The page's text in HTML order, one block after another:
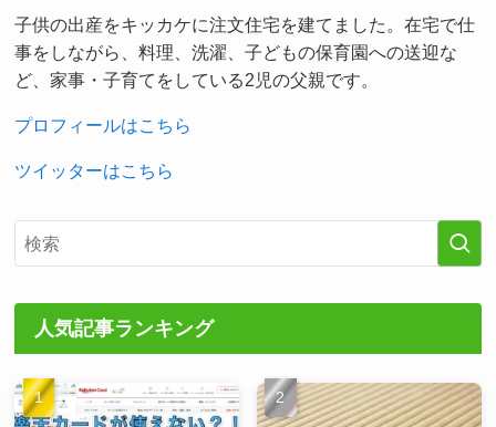
子供の出産をキッカケに注文住宅を建てました。在宅で仕
事をしながら、料理、洗濯、子どもの保育園への送迎な
ど、家事・子育てをしている2児の父親です。
プロフィールはこちら
ツイッターはこちら
人気記事ランキング